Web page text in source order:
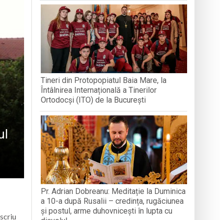
Sofronie Perța
lansare de carte și momente
a alăturat echipei
VOLUNTARIAT LA MEDJUGORJE
Tineri din Protopopiatul Baia Mare, la
Întâlnirea Internațională a Tinerilor
Ortodocși (ITO) de la București
Pr. Adrian Dobreanu: Meditație la Duminica
a 10-a după Rusalii – credința, rugăciunea
și postul, arme duhovnicești în lupta cu